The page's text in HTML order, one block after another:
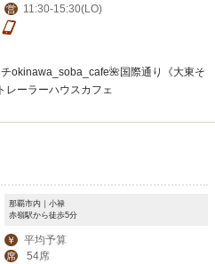
営 11:30-15:30(LO)
okinawa_soba_cafe🌺国際通り《大東そ
ーラーハウスカフェ
那覇市内｜小禄
赤嶺駅から徒歩5分
￥ 平均予算
席 54席